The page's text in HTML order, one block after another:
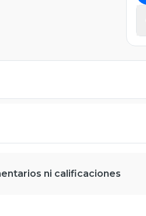
ni calificaciones